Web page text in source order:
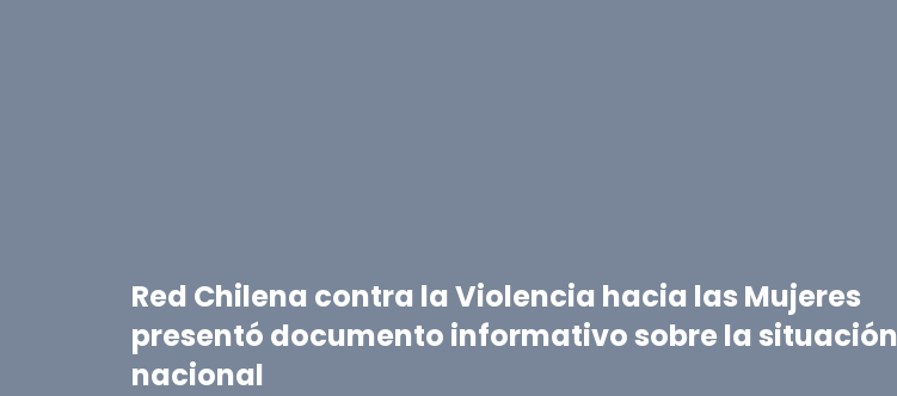
Red Chilena contra la Violencia hacia las Mujeres
presentó documento informativo sobre la situación
nacional